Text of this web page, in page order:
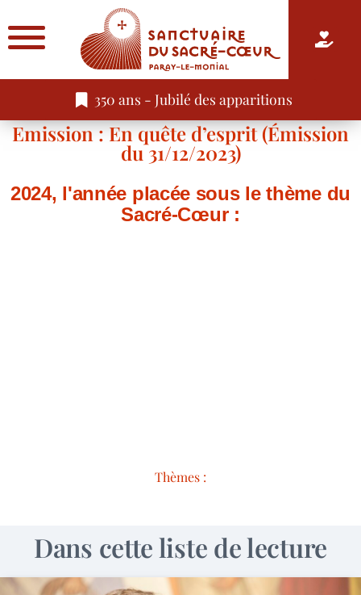
350 ans - Jubilé des apparitions
Emission : En quête d’esprit (Émission
du 31/12/2023)
2024, l'année placée sous le thème du
Sacré-Cœur :
Thèmes :
Dans cette liste de lecture